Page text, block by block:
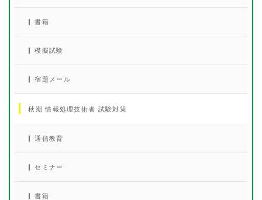
書籍
模擬試験
宿題メール
秋期 情報処理技術者 試験対策
通信教育
セミナー
書籍